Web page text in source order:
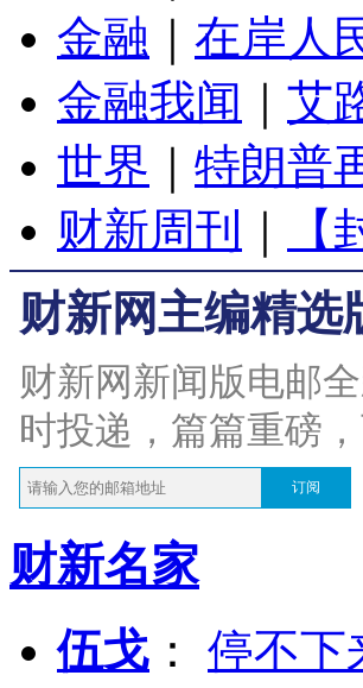
金融
在岸人
金融我闻
艾
世界
特朗普
财新周刊
财新网主编精选
财新网新闻版电邮
时投递，篇篇重磅
订阅
财新名家
伍戈 ： 停不下